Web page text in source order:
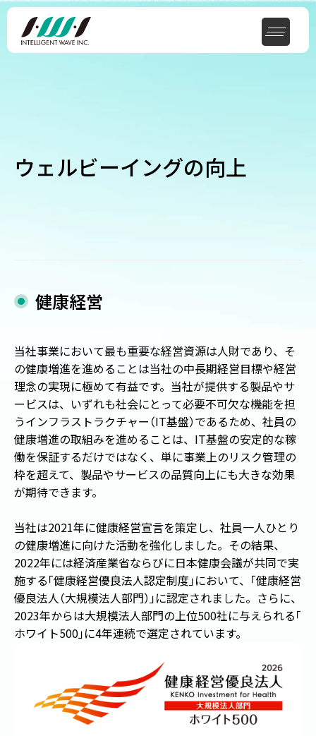
ウェルビーイングの向上
健康経営
当社事業において最も重要な経営資源は人財であり、そ
の健康増進を進めることは当社の中長期経営目標や経営
理念の実現に極めて有益です。当社が提供する製品やサ
ービスは、いずれも社会にとって必要不可欠な機能を担
うインフラストラクチャー（IT基盤）であるため、社員の
健康増進の取組みを進めることは、IT基盤の安定的な稼
働を保証するだけではなく、単に事業上のリスク管理の
枠を超えて、製品やサービスの品質向上にも大きな効果
が期待できます。
当社は2021年に健康経営宣言を策定し、社員一人ひとり
の健康増進に向けた活動を強化しました。その結果、
2022年には経済産業省ならびに日本健康会議が共同で実
施する「健康経営優良法人認定制度」において、 「健康経営
優良法人（大規模法人部門）」に認定されました。さらに、
2023年からは大規模法人部門の上位500社に与えられる「
ホワイト500」に4年連続で選定されています。